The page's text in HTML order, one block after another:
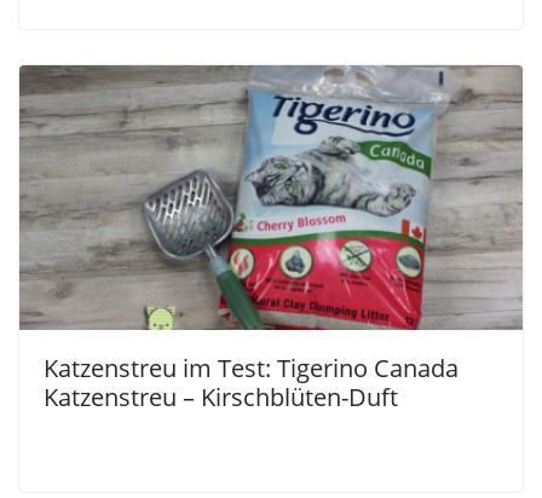
Katzenstreu im Test: Tigerino Canada
Katzenstreu – Kirschblüten-Duft